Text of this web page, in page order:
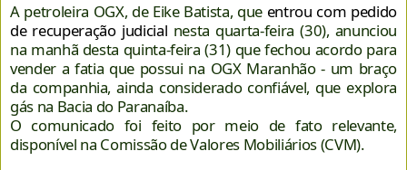
A petroleira OGX, de Eike Batista, que entrou com pedido
de recuperação judicial nesta quarta-feira (30), anunciou
na manhã desta quinta-feira (31) que fechou acordo para
vender a fatia que possui na OGX Maranhão - um braço
da companhia, ainda considerado confiável, que explora
gás na Bacia do Paranaíba.
O comunicado foi feito por meio de fato relevante,
disponível na Comissão de Valores Mobiliários (CVM).